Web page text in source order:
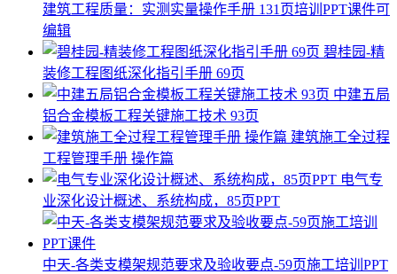
建筑工程质量：实测实量操作手册 131页培训PPT课件可
编辑
碧桂园-精
装修工程图纸深化指引手册 69页
中建五局
铝合金模板工程关键施工技术 93页
建筑施工全过程
工程管理手册 操作篇
电气专
业深化设计概述、系统构成，85页PPT
中天-各类支模架规范要求及验收要点-59页施工培训PPT